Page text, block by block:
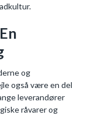
og
også være en del
leverandører
råvarer og